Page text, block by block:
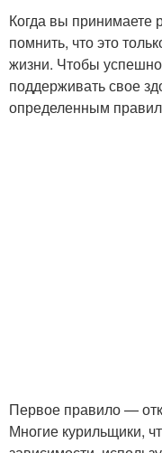
Когда вы принимаете
помнить, что это
жизни. Чтобы
поддерживать свое
определенным
Первое правило —
Многие курильщики,